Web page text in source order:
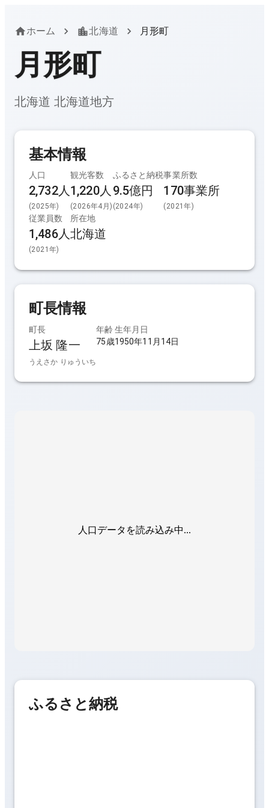
ホーム 北海道 月形町
月形町
北海道 北海道地方
基本情報
人口
2,732人
(2025年)
観光客数
1,220人
(2026年4月)
ふるさと納税
9.5億円
(2024年)
事業所数
170事業所
( 2021年)
従業員数
1,486人
(2021年)
所在地
北海道
町長情報
町長
上坂 隆一
うえさか りゅういち
年齢
75歳
生年月日
1950年11月14日
人口データを読み込み中...
ふるさと納税